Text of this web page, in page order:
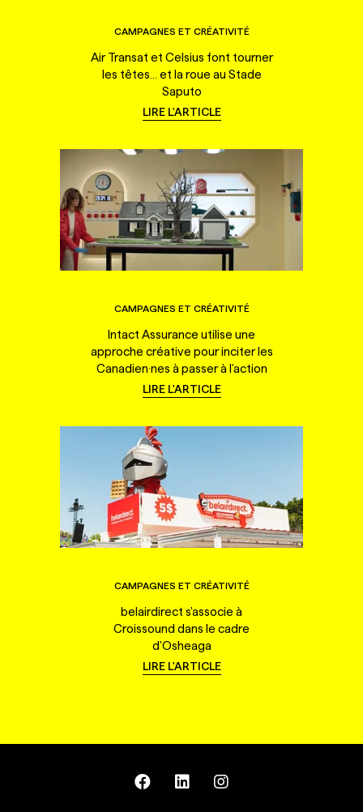
CAMPAGNES ET CRÉATIVITÉ
Air Transat et Celsius font tourner
les têtes... et la roue au Stade
Saputo
LIRE L'ARTICLE
CAMPAGNES ET CRÉATIVITÉ
Intact Assurance utilise une
approche créative pour inciter les
Canadien·nes à passer à l'action
LIRE L'ARTICLE
CAMPAGNES ET CRÉATIVITÉ
belairdirect s'associe à
Croissound dans le cadre
d'Osheaga
LIRE L'ARTICLE